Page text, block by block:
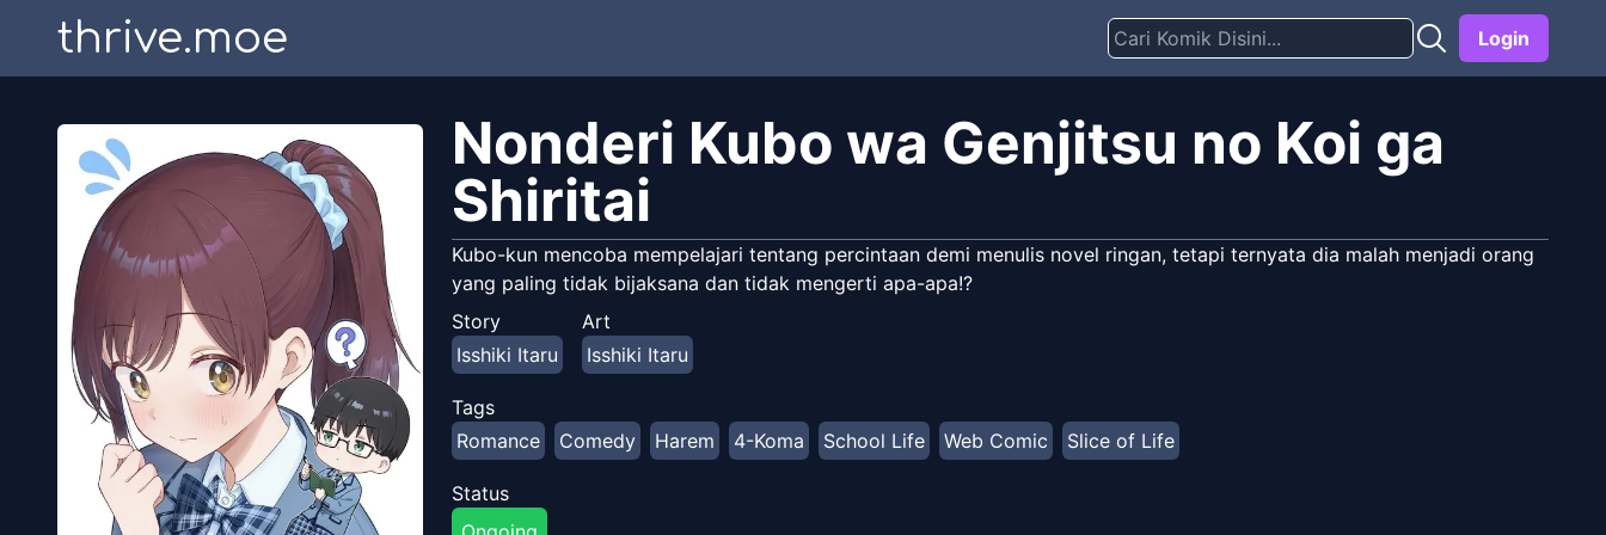
thrive.moe Login
Nonderi Kubo wa Genjitsu no Koi ga
Shiritai
Kubo-kun mencoba mempelajari tentang percintaan demi menulis novel ringan, tetapi ternyata dia malah menjadi orang
yang paling tidak bijaksana dan tidak mengerti apa-apa!?
Story
Isshiki Itaru
Art
Isshiki Itaru
Tags
Romance
Comedy Harem 4-Koma School Life Web Comic Slice of Life
Status